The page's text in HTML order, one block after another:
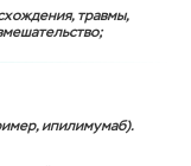
травмы,
ипилимумаб).